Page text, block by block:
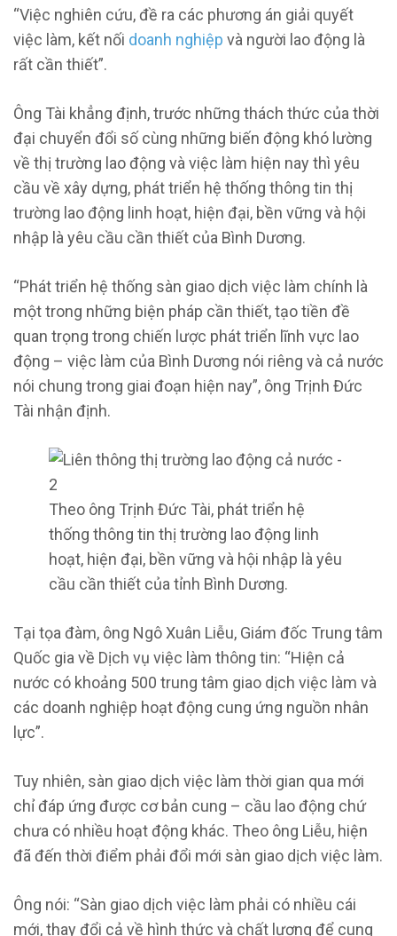
“Việc nghiên cứu, đề ra các phương án giải quyết
việc làm, kết nối doanh nghiệp và người lao động là
rất cần thiết”.
Ông Tài khẳng định, trước những thách thức của thời
đại chuyển đổi số cùng những biến động khó lường
về thị trường lao động và việc làm hiện nay thì yêu
cầu về xây dựng, phát triển hệ thống thông tin thị
trường lao động linh hoạt, hiện đại, bền vững và hội
nhập là yêu cầu cần thiết của Bình Dương.
“Phát triển hệ thống sàn giao dịch việc làm chính là
một trong những biện pháp cần thiết, tạo tiền đề
quan trọng trong chiến lược phát triển lĩnh vực lao
động – việc làm của Bình Dương nói riêng và cả nước
nói chung trong giai đoạn hiện nay”, ông Trịnh Đức
Tài nhận định.
Theo ông Trịnh Đức Tài, phát triển hệ
thống thông tin thị trường lao động linh
hoạt, hiện đại, bền vững và hội nhập là yêu
cầu cần thiết của tỉnh Bình Dương.
Tại tọa đàm, ông Ngô Xuân Liễu, Giám đốc Trung tâm
Quốc gia về Dịch vụ việc làm thông tin: “Hiện cả
nước có khoảng 500 trung tâm giao dịch việc làm và
các doanh nghiệp hoạt động cung ứng nguồn nhân
lực”.
Tuy nhiên, sàn giao dịch việc làm thời gian qua mới
chỉ đáp ứng được cơ bản cung – cầu lao động chứ
chưa có nhiều hoạt động khác. Theo ông Liễu, hiện
đã đến thời điểm phải đổi mới sàn giao dịch việc làm.
Ông nói: “Sàn giao dịch việc làm phải có nhiều cái
mới, thay đổi cả về hình thức và chất lượng để cung